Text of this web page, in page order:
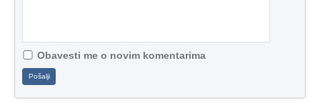
Obavesti me o novim komentarima
Pošalji